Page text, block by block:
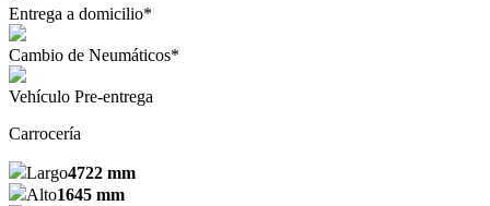
Entrega a domicilio*
Cambio de Neumáticos*
Vehículo Pre-entrega
Carrocería
Largo4722 mm
Alto1645 mm